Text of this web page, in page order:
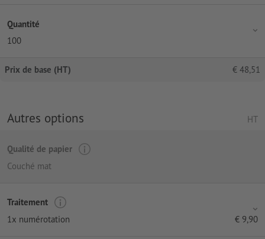
Quantité
100
Prix de base (HT) € 48,51
Autres options HT
Qualité de papier
Couché mat
Traitement
1x numérotation
€ 9,90